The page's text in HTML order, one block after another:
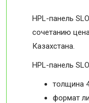
HPL-панель
сочетанию
Казахстана.
HPL-панель
толщина
формат